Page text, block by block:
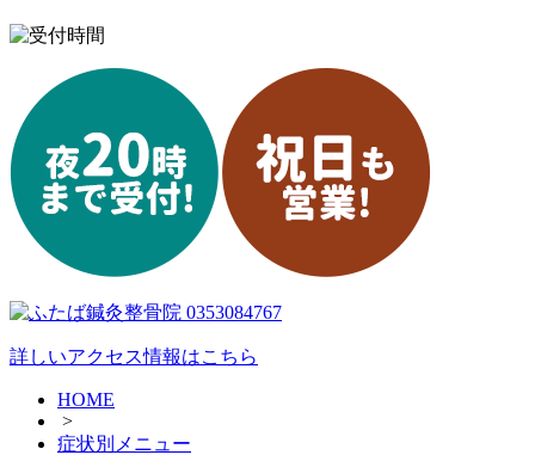
詳しいアクセス情報はこちら
HOME
>
症状別メニュー